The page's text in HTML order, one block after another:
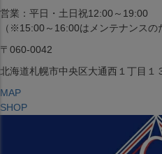
営業：平日・土日祝12:00～19:00
（※15:00～16:00はメンテナンスの
〒060-0042
北海道札幌市中央区大通西１丁目１
MAP
SHOP